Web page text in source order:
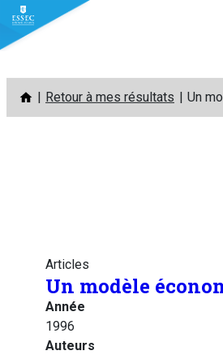
Aller
contenu
Retour à mes résultats Un
Articles
Un modèle
Année
1996
Auteurs